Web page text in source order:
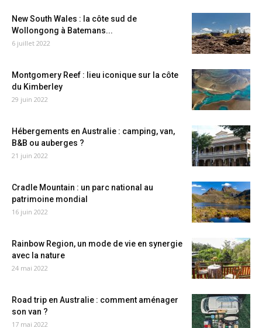
New South Wales : la côte sud de
Wollongong à Batemans...
6 juillet 2022
Montgomery Reef : lieu iconique sur la côte
du Kimberley
29 juin 2022
Hébergements en Australie : camping, van,
B&B ou auberges ?
21 juin 2022
Cradle Mountain : un parc national au
patrimoine mondial
16 juin 2022
Rainbow Region, un mode de vie en synergie
avec la nature
24 mai 2022
Road trip en Australie : comment aménager
son van ?
17 mai 2022